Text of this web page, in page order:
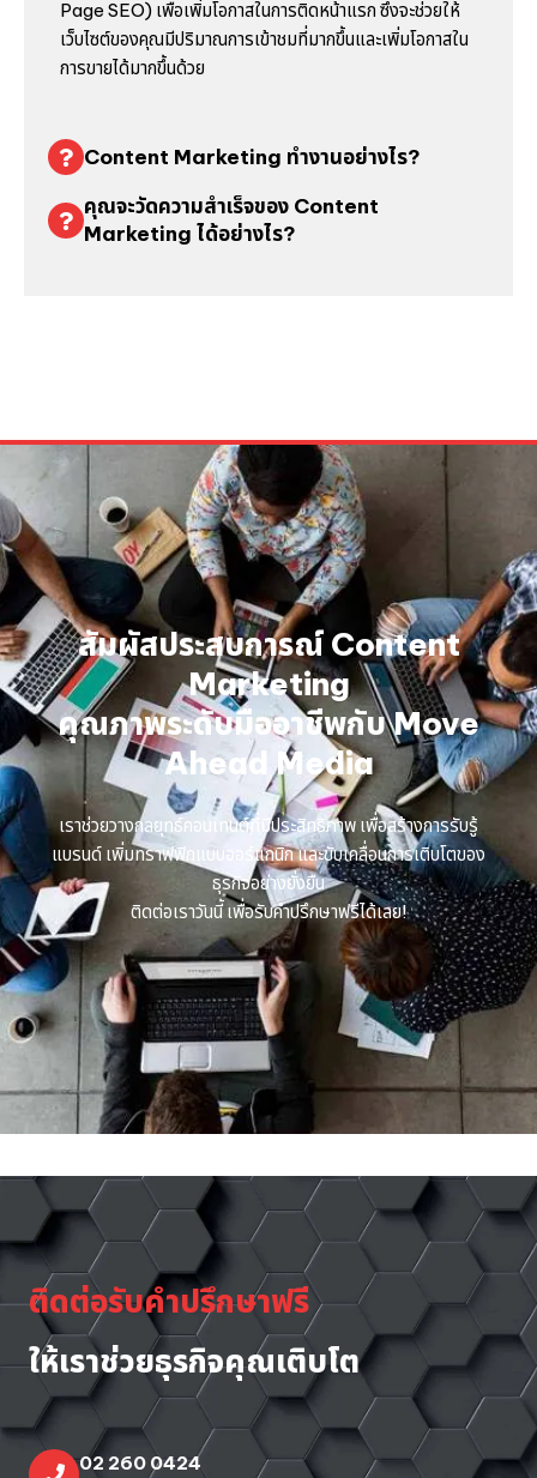
Page SEO) เพื่อเพิ่มโอกาสในการติดหน้าแรก ซึ่งจะช่วยให้
เว็บไซต์ของคุณมีปริมาณการเข้าชมที่มากขึ้นและเพิ่มโอกาสใน
การขายได้มากขึ้นด้วย
Content Marketing ทำงานอย่างไร?
คุณจะวัดความสำเร็จของ Content
Marketing ได้อย่างไร?
สัมผัสประสบการณ์ Content
Marketing
คุณภาพระดับมืออาชีพกับ Move
Ahead Media
เราช่วยวางกลยุทธ์คอนเทนต์ที่มีประสิทธิภาพ เพื่อสร้างการรับรู้
แบรนด์ เพิ่มทราฟฟิกแบบออร์แกนิก และขับเคลื่อนการเติบโตของ
ธุรกิจอย่างยั่งยืน
ติดต่อเราวันนี้ เพื่อรับคำปรึกษาฟรีได้เลย!
ติดต่อรับคำปรึกษาฟรี
ให้เราช่วยธุรกิจคุณเติบโต
02 260 0424